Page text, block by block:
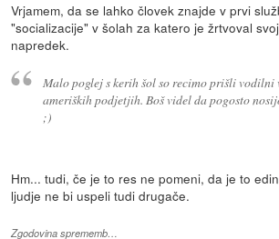
Vrjamem, da se lahko človek znajde v prvi
"socializacije" v šolah za katero je žrtvoval
napredek.
Malo poglej s kerih šol so recimo prišli vodilni
ameriških podjetjih. Boš videl da pogosto
;)
Hm... tudi, če je to res ne pomeni, da je to
ljudje ne bi uspeli tudi drugače.
Zgodovina sprememb…